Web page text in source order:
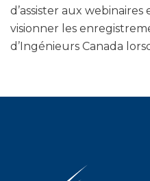
d’assister aux
visionner les
d’Ingénieurs Canada